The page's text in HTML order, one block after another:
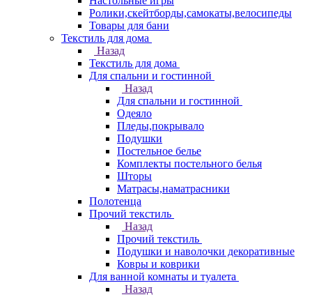
Ролики,скейтборды,самокаты,велосипеды
Товары для бани
Текстиль для дома
Назад
Текстиль для дома
Для спальни и гостинной
Назад
Для спальни и гостинной
Одеяло
Пледы,покрывало
Подушки
Постельное белье
Комплекты постельного белья
Шторы
Матрасы,наматрасники
Полотенца
Прочий текстиль
Назад
Прочий текстиль
Подушки и наволочки декоративные
Ковры и коврики
Для ванной комнаты и туалета
Назад